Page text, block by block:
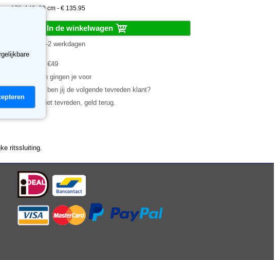
170x140x20 cm - € 135.95
In de winkelwagen
Levertijd 1-2 werkdagen
vanaf €49
70.000 klanten gingen je voor
3500 reviews, ben jij de volgende tevreden klant?
retour recht, niet tevreden, geld terug.
ritssluiting.